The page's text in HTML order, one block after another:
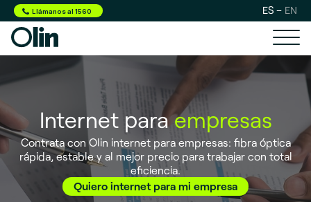
Llámanos al 1560 ES EN
Internet para empresas
Contrata con Olin internet para empresas: fibra óptica
rápida, estable y al mejor precio para trabajar con total
eficiencia.
Quiero internet para mi empresa